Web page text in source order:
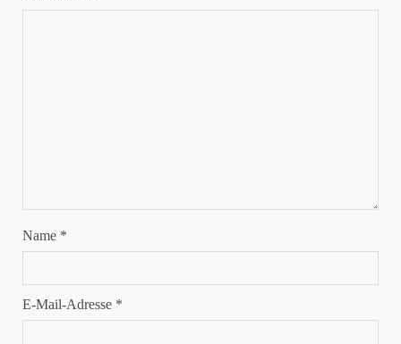
Name *
E-Mail-Adresse *